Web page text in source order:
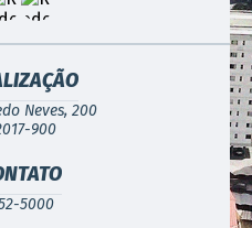
Neves, 200
900
5000